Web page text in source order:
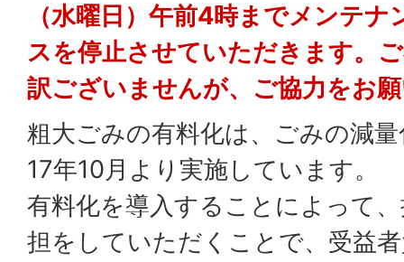
（水曜日）午前4時までメンテ
スを停止させていただきます。
訳ございませんが、ご協力をお
粗大ごみの有料化は、ごみの減
17年10月より実施しています。
有料化を導入することによって
担をしていただくことで、受益